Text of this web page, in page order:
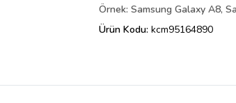
Örnek: Samsung Galaxy A8,
Ürün Kodu: kcm95164890